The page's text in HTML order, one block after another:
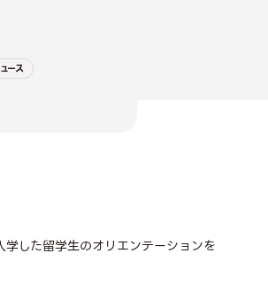
ース
学した留学生のオリエンテーションを